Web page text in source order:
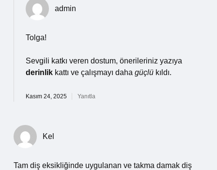
admin
Tolga!
Sevgili katkı veren dostum, önerileriniz yazıya
derinlik kattı ve çalışmayı daha güçlü kıldı.
Kasım 24, 2025 Yanıtla
Kel
Tam diş eksikliğinde uygulanan ve takma damak diş